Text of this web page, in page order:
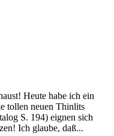
Heute habe ich ein
tollen neuen Thinlits
S. 194) eignen sich
Ich glaube, daß...